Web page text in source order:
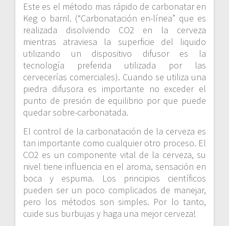
Este es el método mas rápido de carbonatar en
Keg o barril. (“Carbonatación en-línea” que es
realizada disolviendo CO2 en la cerveza
mientras atraviesa la superficie del liquido
utilizando un dispositivo difusor es la
tecnología preferida utilizada por las
cervecerías comerciales). Cuando se utiliza una
piedra difusora es importante no exceder el
punto de presión de equilibrio por que puede
quedar sobre-carbonatada.
El control de la carbonatación de la cerveza es
tan importante como cualquier otro proceso. El
CO2 es un componente vital de la cerveza, su
nivel tiene influencia en el aroma, sensación en
boca y espuma. Los principios científicos
pueden ser un poco complicados de manejar,
pero los métodos son simples. Por lo tanto,
cuide sus burbujas y haga una mejor cerveza!